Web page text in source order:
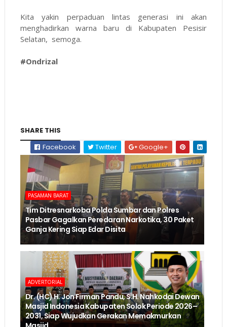
Kita yakin perpaduan lintas generasi ini akan
menghadirkan warna baru di Kabupaten Pesisir
Selatan, semoga.
#Ondrizal
SHARE THIS
Facebook
Twitter Google+
PASAMAN BARAT
Tim Ditresnarkoba Polda Sumbar dan Polres
Pasbar Gagalkan Peredaran Narkotika, 30 Paket
Ganja Kering Siap Edar Disita
ADVERTORIAL
Dr. (HC) H. Jon Firman Pandu, S.H. Nahkodai Dewan
Masjid Indonesia Kabupaten Solok Periode 2026–
2031, Siap Wujudkan Gerakan Memakmurkan